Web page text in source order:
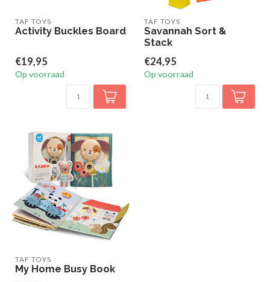
TAF TOYS
Activity Buckles Board
€19,95
Op voorraad
TAF TOYS
Savannah Sort &
Stack
€24,95
Op voorraad
TAF TOYS
My Home Busy Book